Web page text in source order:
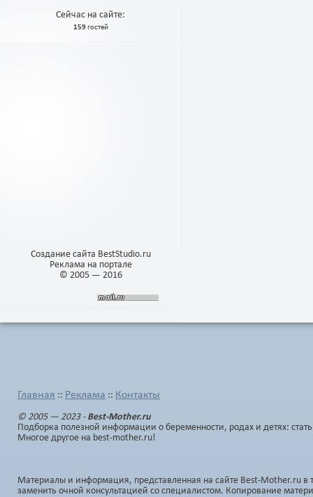
Сейчас на сайте:
159гостей
Создание сайта BestStudio.ru
Реклама на портале
© 2005 — 2016
Главная :: Реклама :: Контакты
© 2005 — 2023 - Best-Mother.ru
Подборка полезной информации о беременности, родах и детях:
Многое другое на best-mother.ru!
Материалы и информация, представленная на сайте Best-Mother.ru
заменить очной консультацией со специалистом. Копирование